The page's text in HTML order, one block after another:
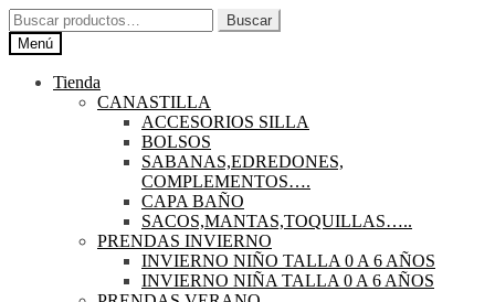
Ir
a
la
navegación
Ir
al
contenido
Buscar
por:
Buscar
Menú
Tienda
CANASTILLA
ACCESORIOS SILLA
BOLSOS
SABANAS,EDREDONES,
COMPLEMENTOS….
CAPA BAÑO
SACOS,MANTAS,TOQUILLAS…..
PRENDAS INVIERNO
INVIERNO NIÑO TALLA 0 A 6 AÑOS
INVIERNO NIÑA TALLA 0 A 6 AÑOS